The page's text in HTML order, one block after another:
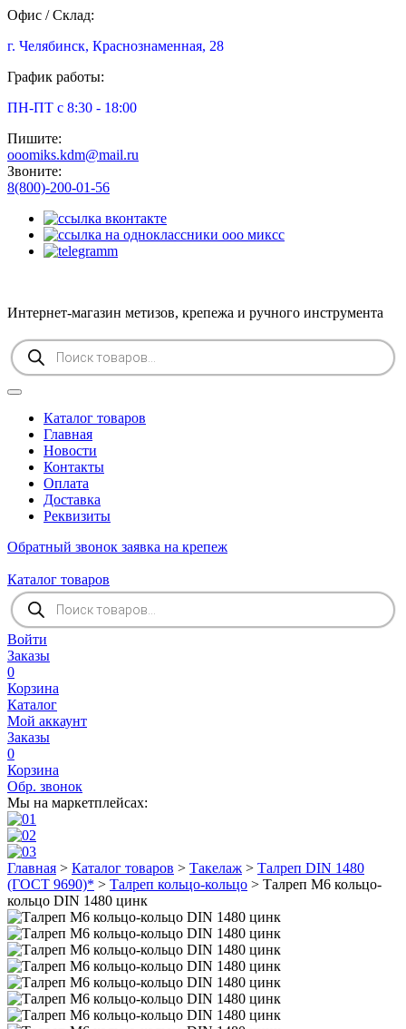
Офис / Склад:
г. Челябинск, Краснознаменная, 28
График работы:
ПН-ПТ с 8:30 - 18:00
Пишите:
ooomiks.kdm@mail.ru
Звоните:
8(800)-200-01-56
Интернет-магазин метизов, крепежа и ручного инструмента
Поиск
товаров
Каталог товаров
Главная
Новости
Контакты
Оплата
Доставка
Реквизиты
Обратный звонок заявка на крепеж
Каталог товаров
Поиск
товаров
Войти
Заказы
0
Корзина
Каталог
Мой аккаунт
Заказы
0
Корзина
Обр. звонок
Мы на маркетплейсах:
Главная > Каталог товаров > Такелаж > Талреп DIN 1480
(ГОСТ 9690)* > Талреп кольцо-кольцо > Талреп М6 кольцо-
кольцо DIN 1480 цинк